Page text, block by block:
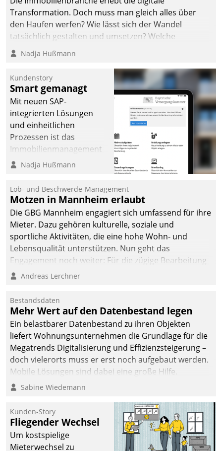
Transformation. Doch muss man gleich alles über
den Haufen werfen? Wie lässt sich der Wandel
tatsächlich gestalten und umsetzen? Welche
Argumente zählen wirklich?
Nadja Hußmann
Kundenstory
Smart gemanagt
Mit neuen SAP-
integrierten Lösungen
und einheitlichen
Prozessen ist das
Immobilienmanagement
der Bayerischen
Ressort Kapitalanlage für
künftige Aufgaben und
Herausforderungen
gerüstet.
Nadja Hußmann
Lob- und Beschwerde-Management
Motzen in Mannheim erlaubt
Die GBG Mannheim engagiert sich umfassend für ihre
Mieter. Dazu gehören kulturelle, soziale und
sportliche Aktivitäten, die eine hohe Wohn- und
Lebensqualität unterstützen. Nun geht das
Engagement noch weiter: Für die zügige Bearbeitung
von Beschwerden – oder Lob – richtet das
und Beschwerde-Management einen eigenen Kanal
ein.
Andreas Lerchner
Bestandsdaten
Mehr Wert auf den Datenbestand legen
Ein belastbarer Datenbestand zu ihren Objekten
liefert Wohnungsunternehmen die Grundlage für die
Megatrends Digitalisierung und Effizienzsteigerung –
doch vielerorts muss er erst noch aufgebaut werden.
Mobile Lösungen sind dabei eine große Hilfe.
Sabine Wiedemann
Kunden-Story
Fliegender Wechsel
Um kostspielige
Mieterwechsel zu